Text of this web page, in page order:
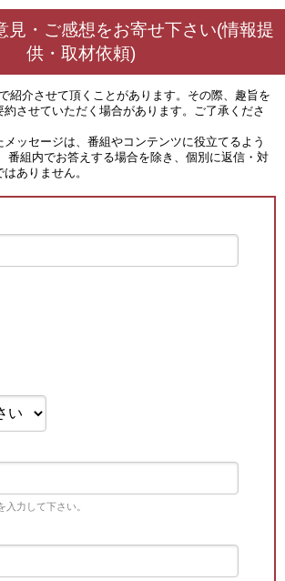
見・ご感想をお寄せ下さい(情報提
供・取材依頼)
紹介させて頂くことがあります。その際、趣旨を
させていただく場合があります。ご了承くださ
メッセージは、番組やコンテンツに役立てるよう
番組内でお答えする場合を除き、個別に返信・対
ありません。
力して下さい。